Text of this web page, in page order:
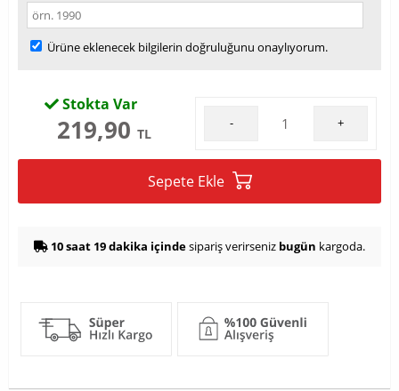
Ürüne eklenecek bilgilerin doğruluğunu onaylıyorum.
Stokta Var
219,90 TL
- +
Sepete Ekle
10 saat 19 dakika içindesipariş verirseniz bugün kargoda.